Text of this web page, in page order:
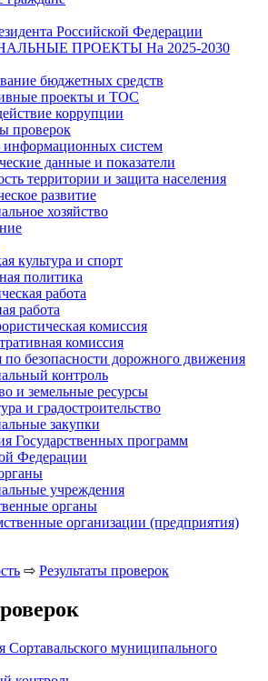
Российской Федерации
ПРОЕКТЫ На 2025-2030
бюджетных средств
проекты и ТОС
коррупции
проверок
информационных систем
данные и показатели
территории и защита населения
развитие
хозяйство
культура и спорт
политика
работа
работа
комиссия
комиссия
по безопасности дорожного движения
контроль
и земельные ресурсы
и градостроительство
закупки
Государственных программ
Федерации
учреждения
органы
организации (предприятия)
⇨ Результаты проверок
Сортавальского муниципального